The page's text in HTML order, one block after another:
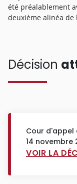
été préalablement
deuxième alinéa de
Décision
Cour d'appel
14 novembre
VOIR LA